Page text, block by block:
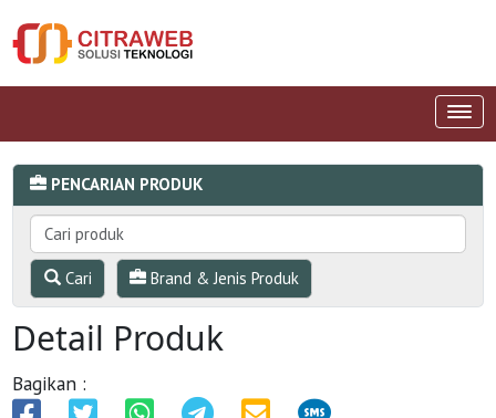
PENCARIAN PRODUK
Cari Brand & Jenis Produk
Detail Produk
Bagikan :